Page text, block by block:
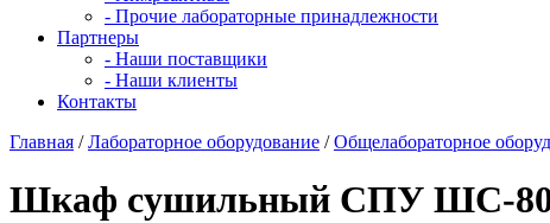
- Прочие лабораторные принадлежности
Партнеры
- Наши поставщики
- Наши клиенты
Контакты
Главная /Лабораторное оборудование /Общелабораторное
Шкаф сушильный СПУ ШС-80-